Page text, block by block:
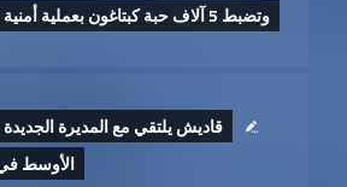
وتضبط 5 آلاف حبة كبتاغون بعملية أمنية في طرطوس
قاديش يلتقي مع المديرة
الأوسط في